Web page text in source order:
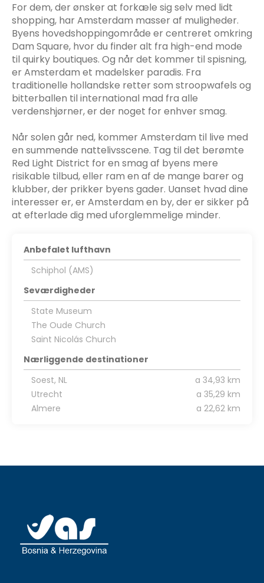
For dem, der ønsker at forkæle sig selv med lidt
shopping, har Amsterdam masser af muligheder.
Byens hovedshoppingområde er centreret omkring
Dam Square, hvor du finder alt fra high-end mode
til quirky boutiques. Og når det kommer til spisning,
er Amsterdam et madelsker paradis. Fra
traditionelle hollandske retter som stroopwafels og
bitterballen til international mad fra alle
verdenshjørner, er der noget for enhver smag.
Når solen går ned, kommer Amsterdam til live med
en summende nattelivsscene. Tag til det berømte
Red Light District for en smag af byens mere
risikable tilbud, eller ram en af de mange barer og
klubber, der prikker byens gader. Uanset hvad dine
interesser er, er Amsterdam en by, der er sikker på
at efterlade dig med uforglemmelige minder.
Anbefalet lufthavn
Schiphol (AMS)
Seværdigheder
State Museum
The Oude Church
Saint Nicolás Church
Nærliggende destinationer
Soest, NL
a 34,93 km
Utrecht
a 35,29 km
Almere
a 22,62 km